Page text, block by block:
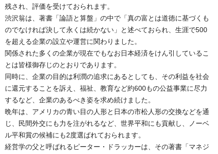
残され、評価を受けておられます。
渋沢翁は、著書「論語と算盤」の中で「真の富とは道徳に基づくも
のでなければ決して永くは続かない」と述べておられ、生涯で500
を超える企業の設立や運営に関わりました。
関係された多くの企業が現在でもなお日本経済をけん引しているこ
とは皆様御存じのとおりであります。
同時に、企業の目的は利潤の追求にあるとしても、その利益を社会
に還元することを訴え、福祉、教育など約600もの公益事業に尽力
するなど、企業のあるべき姿を求め続けました。
晩年は、アメリカの青い目の人形と日本の市松人形の交換などを通
じ、民間外交にも力を注がれるなど、世界平和にも貢献し、ノーベ
ル平和賞の候補にも2度選ばれておられます。
経営学の父と呼ばれるピーター・ドラッカーは、その著書「マネジ